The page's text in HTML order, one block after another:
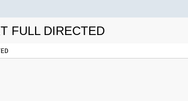
FULL DIRECTED